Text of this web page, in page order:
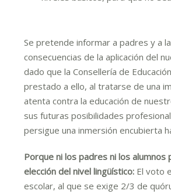
Se pretende informar a padres y a
consecuencias de la aplicación del
dado que la Consellería de
prestado a ello, al tratarse de una
atenta contra la educación de
sus futuras posibilidades
persigue una inmersión encubierta
Porque ni los padres ni los alumnos
elección del nivel lingüístico: El voto
escolar, al que se exige 2/3 de